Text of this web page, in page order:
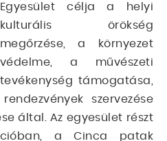
Egyesület célja a helyi
kulturális örökség
megőrzése, a környezet
védelme, a művészeti
tevékenység támogatása,
szervezése
által. Az egyesület részt
a Cinca patak